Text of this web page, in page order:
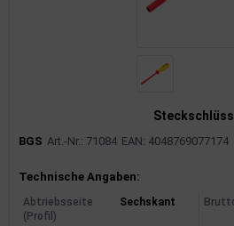
BGS Art.-Nr.: 71084 EAN: 4048769077174
Produktinformationen
Technische Angaben:
Abtriebsseite
(Profil)
Sechskant
Verbrauchsmaterial
Reifen